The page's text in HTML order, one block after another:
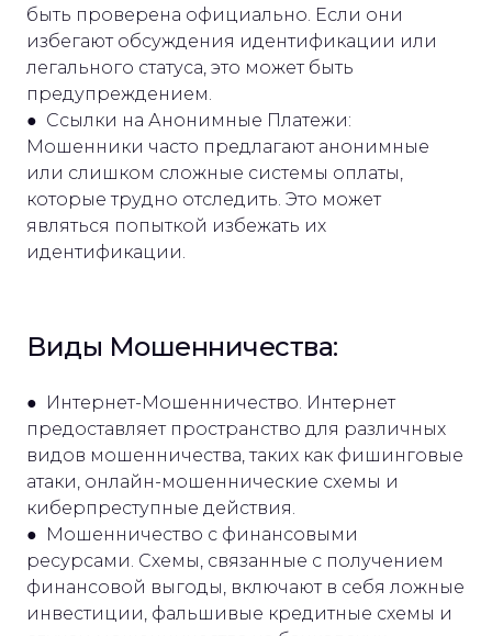
быть проверена официально. Если они
избегают обсуждения идентификации или
легального статуса, это может быть
предупреждением.
● Ссылки на Анонимные Платежи:
Мошенники часто предлагают анонимные
или слишком сложные системы оплаты,
которые трудно отследить. Это может
являться попыткой избежать их
идентификации.
Виды Мошенничества:
● Интернет-Мошенничество. Интернет
предоставляет пространство для различных
видов мошенничества, таких как фишинговые
атаки, онлайн-мошеннические схемы и
киберпреступные действия.
● Мошенничество с финансовыми
ресурсами. Схемы, связанные с получением
финансовой выгоды, включают в себя ложные
инвестиции, фальшивые кредитные схемы и